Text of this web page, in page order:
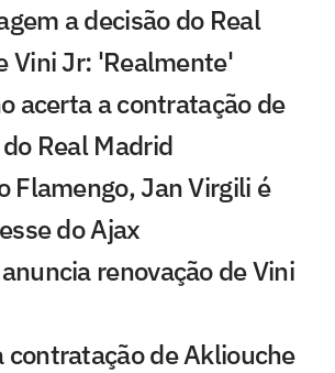
a decisão do Real
Vini Jr: 'Realmente'
acerta a contratação de
Real Madrid
Flamengo, Jan Virgili é
do Ajax
renovação de Vini
contratação de Akliouche